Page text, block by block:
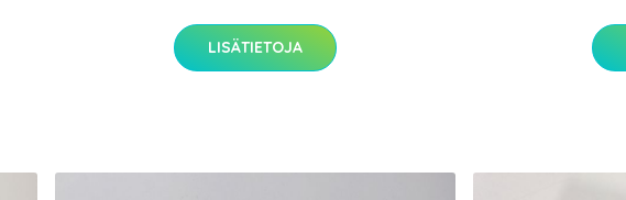
LISÄTIETOJA